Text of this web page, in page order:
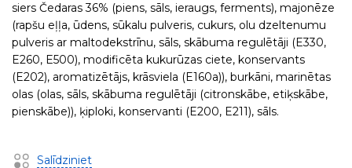
siers Čedaras 36% (piens, sāls, ieraugs, ferments), majonēze
(rapšu eļļa, ūdens, sūkalu pulveris, cukurs, olu dzeltenumu
pulveris ar maltodekstrīnu, sāls, skābuma regulētāji (E330,
E260, E500), modificēta kukurūzas ciete, konservants
(E202), aromatizētājs, krāsviela (E160a)), burkāni, marinētas
olas (olas, sāls, skābuma regulētāji (citronskābe, etiķskābe,
pienskābe)), ķiploki, konservanti (E200, E211), sāls.
Salīdziniet